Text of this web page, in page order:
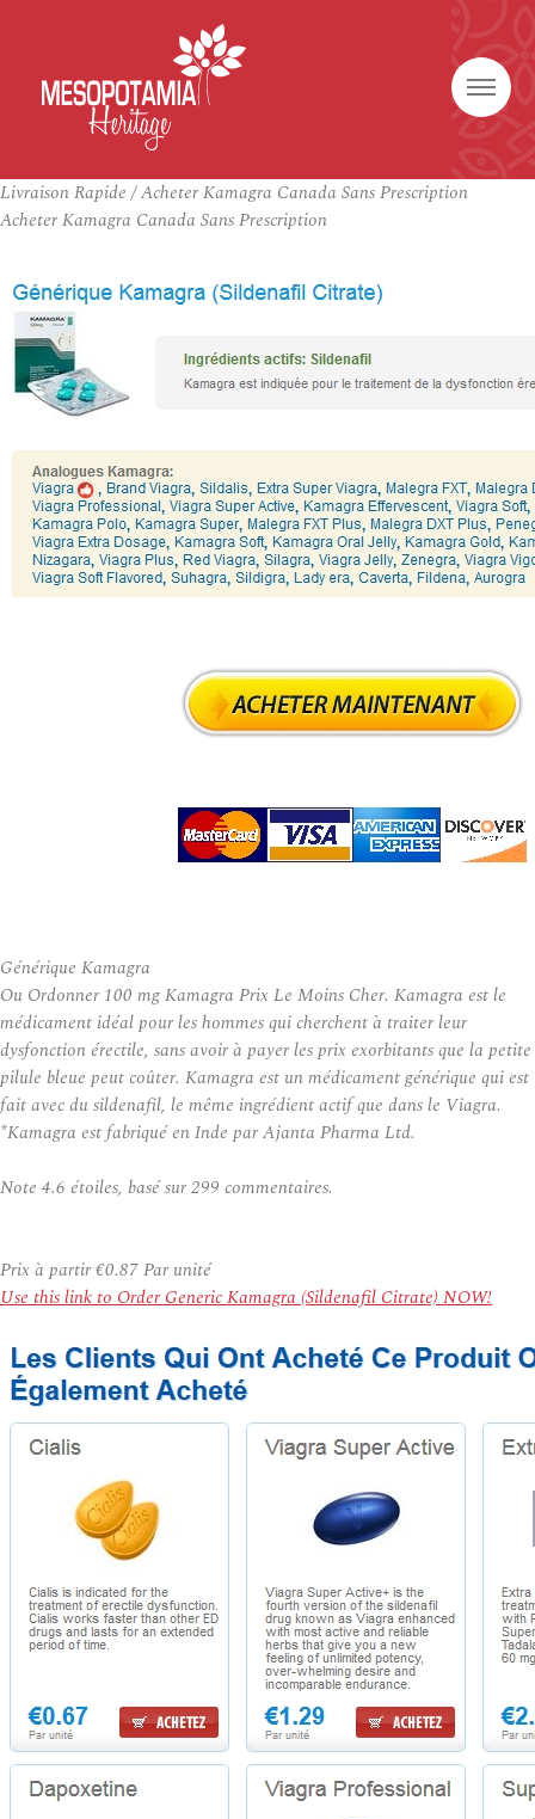
Livraison Rapide / Acheter Kamagra Canada Sans Prescription
Acheter Kamagra Canada Sans Prescription
Générique Kamagra
Ou Ordonner 100 mg Kamagra Prix Le Moins Cher. Kamagra est le
médicament idéal pour les hommes qui cherchent à traiter leur
dysfonction érectile, sans avoir à payer les prix exorbitants que la petite
pilule bleue peut coûter. Kamagra est un médicament générique qui est
fait avec du sildenafil, le même ingrédient actif que dans le Viagra.
*Kamagra est fabriqué en Inde par Ajanta Pharma Ltd.
Note 4.6 étoiles, basé sur299 commentaires.
Prix à partir€0.87Par unité
Use this link to Order Generic Kamagra (Sildenafil Citrate) NOW!